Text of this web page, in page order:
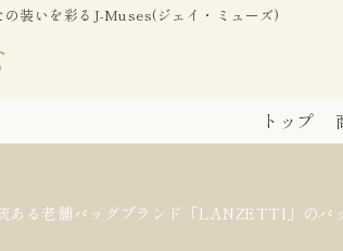
装いを彩るJ-Muses(ジェイ・ミューズ)
トップ
ある老舗バッグブランド「LANZETTI」のバ